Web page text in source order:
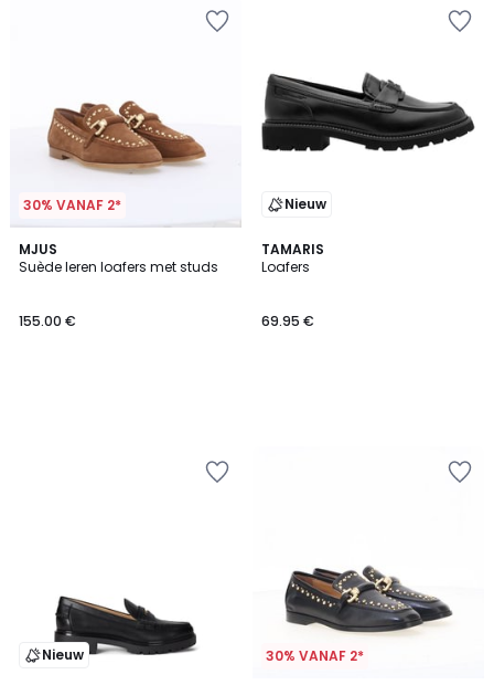
30% VANAF 2*
MJUS
Suède leren loafers met studs
155.00 €
Nieuw
TAMARIS
Loafers
69.95 €
Nieuw 30% VANAF 2*